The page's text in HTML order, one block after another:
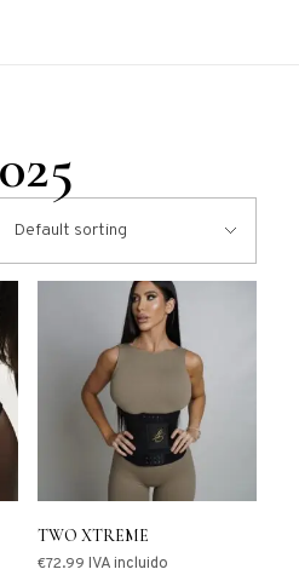
TWO XTREME
€72.99 IVA incluido